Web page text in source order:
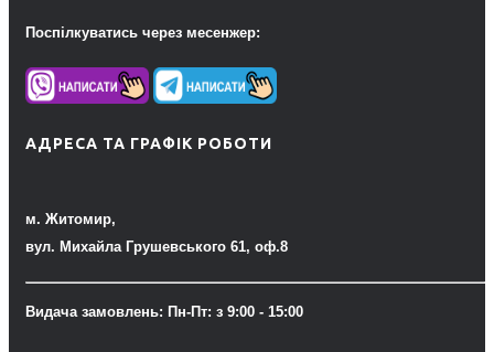
Поспілкуватись через месенжер:
АДРЕСА ТА ГРАФІК РОБОТИ
м. Житомир,
вул. Михайла Грушевського 61, оф.8
Видача замовлень: Пн-Пт: з 9:00 - 15:00